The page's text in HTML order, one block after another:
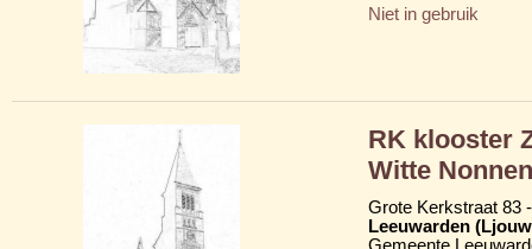
Niet in gebruik
RK klooster
Witte Nonnen
Grote Kerkstraat 83
Leeuwarden
Gemeente